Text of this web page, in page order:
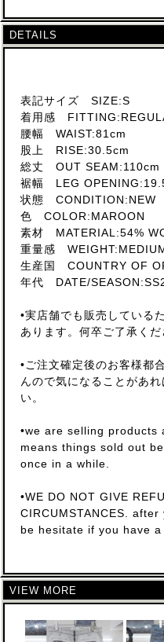
DETAILS
表記サイズ SIZE:S
着用感
腰幅 WAIST:81cm
股上 RISE:30.5cm
総丈 OUT SEAM:110cm
裾幅 LEG
状態 CONDITION:NEW
色 COLOR:MAROON
素材 MATERIAL:54%
重量感
生産国 COUNTRY OF
年代 DATE/
•実店舗でも販売している
あります。何卒ご了承くだ
•ご注文確定後のお客様都
んので気になることがあ
い。
•we are selling products
means things sold out
once in a while.
•WE DO NOT GIVE
CIRCUMSTANCES.
be hesitate if you have a
VIEW MORE